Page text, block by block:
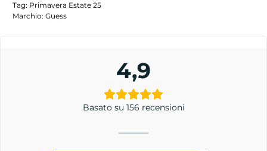
Tag: Primavera Estate 25
Marchio: Guess
4,9
Basato su 156 recensioni